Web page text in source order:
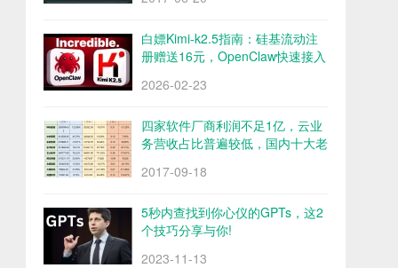
白嫖Kimi-k2.5指南：硅基流动注
册赠送16元，OpenClaw快速接入
2026-02-23
四家软件厂商利润不足1亿，云业
务营收占比普遍较低，国内十大老
2017-09-18
5秒内查找到你心仪的GPTs，这2
个技巧分享与你!
2023-11-13